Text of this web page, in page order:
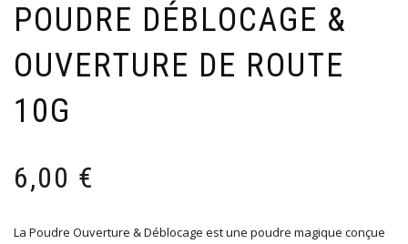
POUDRE DÉBLOCAGE &
OUVERTURE DE ROUTE
10G
6,00 €
La Poudre Ouverture & Déblocage est une poudre magique conçue